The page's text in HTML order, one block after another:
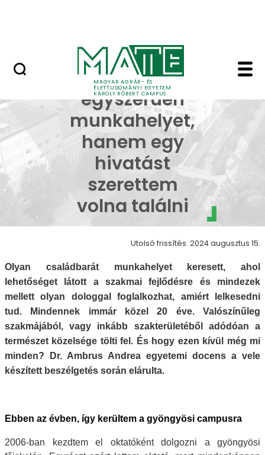
MAGYAR AGRÁR- ÉS
ÉLETTUDOMÁNYI EGYETEM
KÁROLY RÓBERT CAMPUS
Ambrus Andrea -
Nem
egyszerűen
munkahelyet,
hanem egy
hivatást
szerettem
volna találni
Utolsó frissítés: 2024 augusztus 15.
Olyan családbarát munkahelyet keresett, ahol
lehetőséget látott a szakmai fejlődésre és mindezek
mellett olyan dologgal foglalkozhat, amiért lelkesedni
tud. Mindennek immár közel 20 éve. Valószínűleg
szakmájából, vagy inkább szakterületéből adódóan a
természet közelsége tölti fel. És hogy ezen kívül még mi
minden? Dr. Ambrus Andrea egyetemi docens a vele
készített beszélgetés során elárulta.
Ebben az évben, így kerültem a gyöngyösi campusra
2006-ban kezdtem el oktatóként dolgozni a gyöngyösi